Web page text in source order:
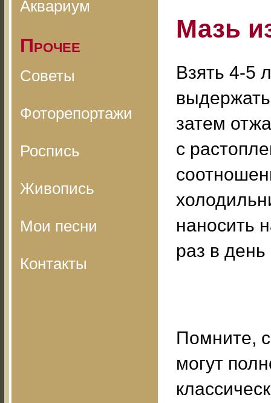
Аквариум
Прочее
Советы
Фоторепортажи
Роспись
Живопись
Мои песни
Контакты
Мазь
Взять 4-5
затем
с
наносить
раз в
Помните,
могут